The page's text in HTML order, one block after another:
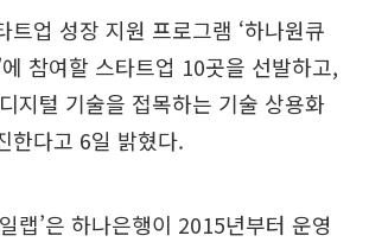
트업 성장 지원 프로그램 ‘하나원큐
참여할 스타트업 10곳을 선발하고,
지털 기술을 접목하는 기술 상용화
한다고 6일 밝혔다.
랩’은 하나은행이 2015년부터 운영